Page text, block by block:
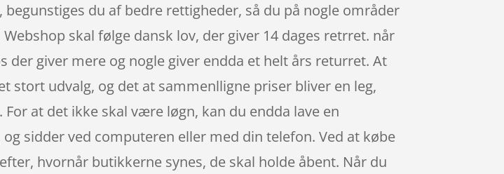
du af bedre rettigheder, så du på nogle områder
skal følge dansk lov, der giver 14 dages retrret. når
giver mere og nogle giver endda et helt års returret. At
stort udvalg, og det at sammenlligne priser bliver en leg,
at det ikke skal være løgn, kan du endda lave en
sidder ved computeren eller med din telefon. Ved at købe
hvornår butikkerne synes, de skal holde åbent. Når du